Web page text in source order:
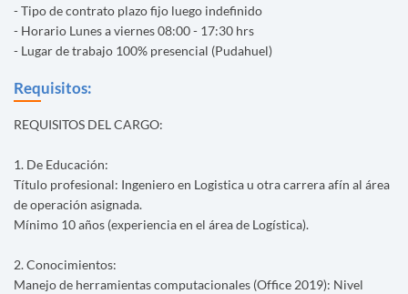
- Tipo de contrato plazo fijo luego indefinido
- Horario Lunes a viernes 08:00 - 17:30 hrs
- Lugar de trabajo 100% presencial (Pudahuel)
Requisitos:
REQUISITOS DEL CARGO:
1. De Educación:
Título profesional: Ingeniero en Logistica u otra carrera afín al área
de operación asignada.
Mínimo 10 años (experiencia en el área de Logística).
2. Conocimientos:
Manejo de herramientas computacionales (Office 2019): Nivel